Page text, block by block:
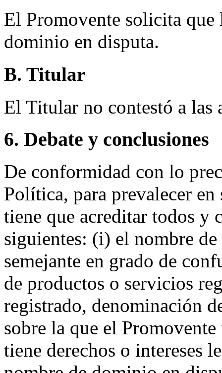
El Promovente solicita que
dominio en disputa.
B. Titular
El Titular no contestó a las
6. Debate y conclusiones
De conformidad con lo
Política, para prevalecer
tiene que acreditar todos y
siguientes: (i) el nombre
semejante en grado de
de productos o servicios
registrado, denominación
sobre la que el
tiene derechos o intereses